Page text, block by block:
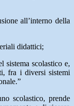
all’interno della
didattici;
sistema scolastico e,
fra i diversi sistemi
scolastico, prende